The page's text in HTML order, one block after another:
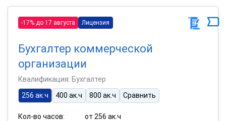
-17% до 17 августа Лицензия
Бухгалтер коммерческой
организации
Квалификация: Бухгалтер
256 ак.ч
400 ак.ч 800 ак.ч Сравнить
Кол-во часов:
от 256 ак.ч